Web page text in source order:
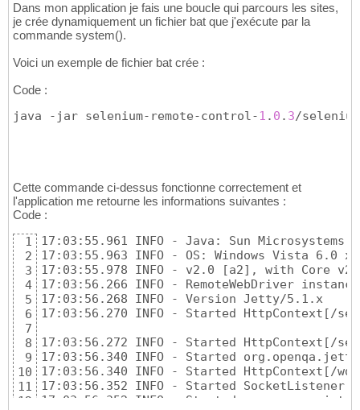
Dans mon application je fais une boucle qui parcours les sites,
je crée dynamiquement un fichier bat que j'exécute par la
commande system().
Voici un exemple de fichier bat crée :
Code :
java -jar selenium-remote-control-1 . 0 . 3/
Cette commande ci-dessus fonctionne correctement et
l'application me retourne les informations suivantes :
Code :
1
2
3
4
5
6
7
8
9
10
11
12
17:03:55.961 INFO - Java: Sun
17:03:55.963 INFO - OS: Windows Vista 6.0
17:03:55.978 INFO - v2.0 [a2], with Core
17:03:56.266 INFO - RemoteWebDriver
17:03:56.268 INFO - Version Jetty/5.1.x
17:03:56.270 INFO - Started HttpContext[/
17:03:56.272 INFO - Started HttpContext[/
17:03:56.340 INFO - Started
17:03:56.340 INFO - Started HttpContext[/
17:03:56.352 INFO - Started SocketListener
17:03:56.352 INFO - Started